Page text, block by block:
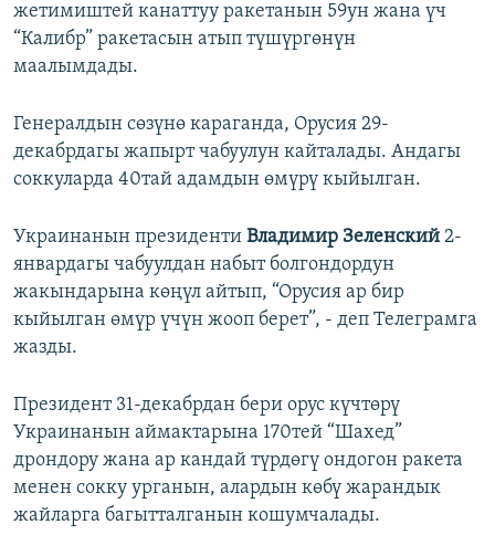
жетимиштей канаттуу ракетанын 59ун жана үч
“Калибр” ракетасын атып түшүргөнүн
маалымдады.
Генералдын сөзүнө караганда, Орусия 29-
декабрдагы жапырт чабуулун кайталады. Андагы
соккуларда 40тай адамдын өмүрү кыйылган.
Украинанын президенти Владимир Зеленский 2-
январдагы чабуулдан набыт болгондордун
жакындарына көңүл айтып, “Орусия ар бир
кыйылган өмүр үчүн жооп берет”, - деп Телеграмга
жазды.
Президент 31-декабрдан бери орус күчтөрү
Украинанын аймактарына 170тей “Шахед”
дрондору жана ар кандай түрдөгү ондогон ракета
менен сокку урганын, алардын көбү жарандык
жайларга багытталганын кошумчалады.